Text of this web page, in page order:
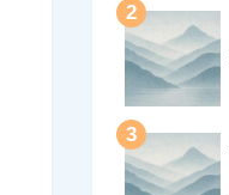
2
3